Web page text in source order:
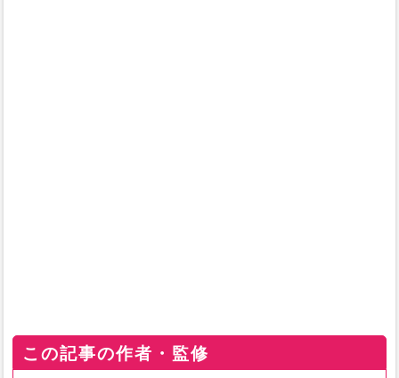
この記事の作者・監修